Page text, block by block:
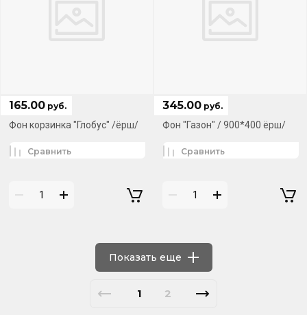
165.00 руб.
Фон корзинка "Глобус" /ёрш/
Сравнить
345.00 руб.
Фон "Газон" / 900*400 ёрш/
Сравнить
1 2
Показать еще